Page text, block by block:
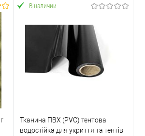
Купить в 1 клик
К сравнению
В избранное
В наличии
В наличии
Тканина ПВХ (PVC) тентова
водостійка для укриття та тентів